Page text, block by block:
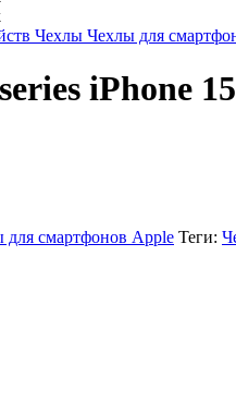
Чехлы Чехлы для
iPhone
для смартфонов Apple Теги: